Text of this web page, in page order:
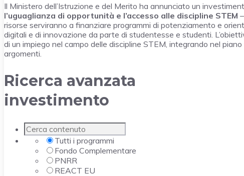
Il Ministero dell’Istruzione e del Merito ha annunciato un
l’uguaglianza di opportunità e l’accesso alle discipline STEM
risorse serviranno a finanziare programmi di potenziamento e
digitali e di innovazione da parte di studentesse e studenti.
di un impiego nel campo delle discipline STEM, integrando nel
argomenti.
Ricerca avanzata
investimento
Tutti i programmi
Fondo Complementare
PNRR
REACT EU